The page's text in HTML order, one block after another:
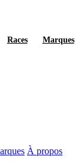
Races Marques
À propos